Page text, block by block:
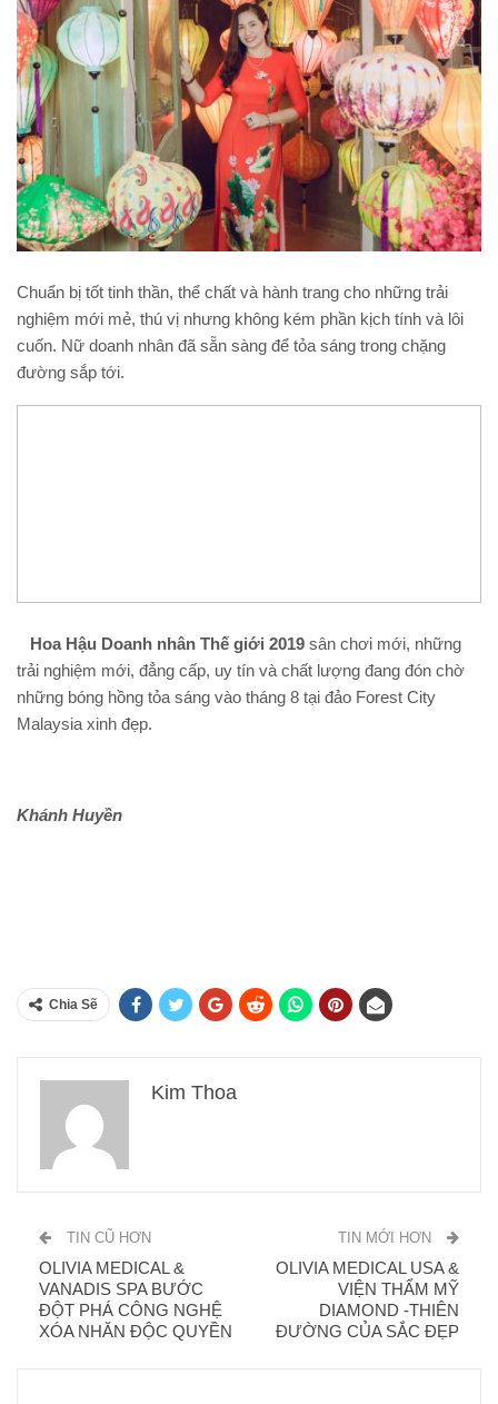
Chuẩn bị tốt tinh thần, thể chất và hành trang cho những trải
nghiệm mới mẻ, thú vị nhưng không kém phần kịch tính và lôi
cuốn. Nữ doanh nhân đã sẵn sàng để tỏa sáng trong chặng
đường sắp tới.
Hoa Hậu Doanh nhân Thế giới 2019 sân chơi mới, những
trải nghiệm mới, đẳng cấp, uy tín và chất lượng đang đón chờ
những bóng hồng tỏa sáng vào tháng 8 tại đảo Forest City
Malaysia xinh đẹp.
Khánh Huyền
Chia Sẽ
Kim Thoa
TIN CŨ HƠN
OLIVIA MEDICAL &
VANADIS SPA BƯỚC
ĐỘT PHÁ CÔNG NGHỆ
XÓA NHĂN ĐỘC QUYỀN
TIN MỚI HƠN
OLIVIA MEDICAL USA &
VIỆN THẨM MỸ
DIAMOND -THIÊN
ĐƯỜNG CỦA SẮC ĐẸP